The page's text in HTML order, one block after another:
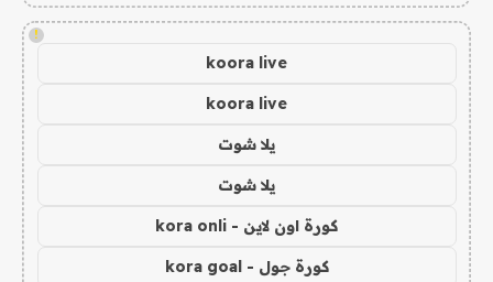
!
koora live
koora live
يلا شوت
يلا شوت
كورة اون لاين - kora onli
كورة جول - kora goal